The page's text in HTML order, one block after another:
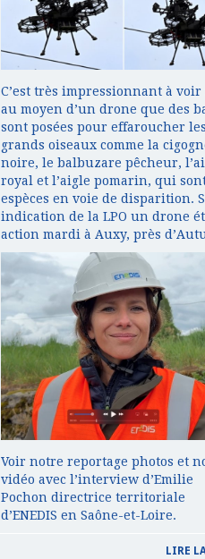
C’est très impressionnant à voir
au moyen d’un drone que des
sont posées pour effaroucher les
grands oiseaux comme la
noire, le balbuzare pêcheur,
royal et l’aigle pomarin, qui
espèces en voie de disparition.
indication de la LPO un drone
action mardi à Auxy, près
Voir notre reportage photos et
vidéo avec l’interview d’Emilie
Pochon directrice territoriale
d’ENEDIS en Saône-et-Loire.
LIRE